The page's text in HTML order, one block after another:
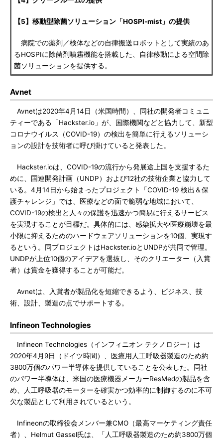
【5】移動型除菌ソリューション「HOSPI-mist」の提供
病院での薬剤／検体などの自律搬送ロボットとして実績のあ
るHOSPIに除菌剤噴霧機能を搭載した、自律移動による空間除
菌ソリューションを提供する。
Avnet
Avnetは2020年4月14日（米国時間）、同社の開発者コミュニ
ティーである「Hackster.io」が、国際機関などと協力して、新型
コロナウイルス（COVID-19）の検出を簡単に行えるソリューシ
ョンの設計を技術者に呼び掛けていると発表した。
Hackster.ioは、COVID-19の流行から発展途上国を支援するた
めに、国連開発計画（UNDP）および12社の技術企業と協力して
いる。4月14日から始まったプロジェクト「COVID-19 検出＆保
護チャレンジ」では、医療などの面で脆弱な地域において、
COVID-19の検出と人々の保護を迅速かつ簡易に行えるサービス
を実現することが目標だ。具体的には、感染拡大や医療崩壊を最
小限に抑えるためのハードウェアソリューションを10個、実現す
るという。同プロジェクトはHackster.ioとUNDPが共同で管理。
UNDPが上位10個のアイデアを選抜し、そのクリエーター（入賞
者）は賞金を獲得することが可能だ。
Avnetは、入賞者が製品化を短縮できるよう、ビジネス、技
術、設計、製造の点でサポートする。
Infineon Technologies
Infineon Technologies（インフィニオン テクノロジー）は
2020年4月9日（ドイツ時間）、医療用人工呼吸器製造のため約
3800万個のパワー半導体を提供していることを公表した。同社
のパワー半導体は、米国の医療機器メーカーResMedの製品を含
め、人工呼吸器のモーターを確実かつ効率的に制御するのに不可
欠な製品として利用されているという。
Infineonの取締役会メンバー兼CMO（最高マーケティング責任
者）、Helmut Gassel氏は、「人工呼吸器製造のため約3800万個